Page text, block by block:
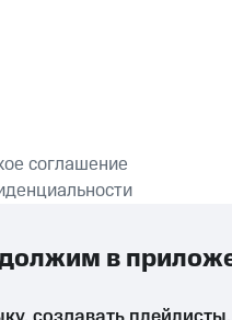
ПРИЛОЖЕНИЕ
соглашение